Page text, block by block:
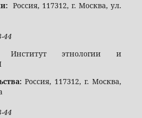
Россия, 117312, г. Москва, ул.
44
этнологии и
Россия, 117312, г. Москва,
44